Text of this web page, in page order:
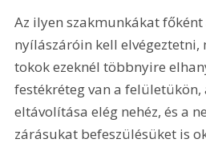
Az ilyen szakmunkákat
nyílászáróin kell elvégeztetni,
tokok ezeknél többnyire
festékréteg van a felületükön,
eltávolítása elég nehéz, és a
zárásukat befeszülésüket is